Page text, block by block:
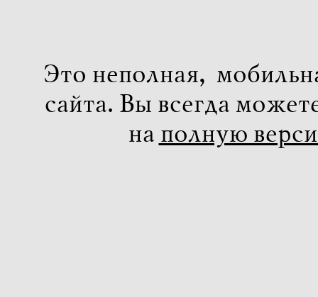
Это неполная,
сайта. Вы всегда
на полную